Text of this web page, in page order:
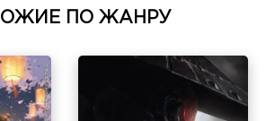
ПО ЖАНРУ